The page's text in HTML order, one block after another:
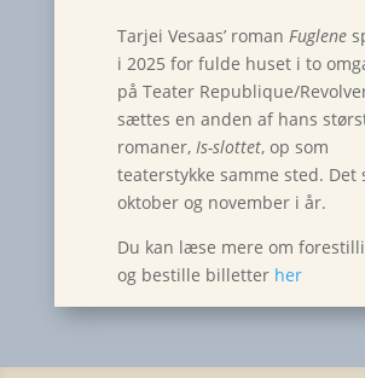
Tarjei Vesaas’ romanFuglene
i 2025 for fulde huset i to
på Teater Republique/
sættes en anden af hans
romaner,Is-slottet, op som
teaterstykke samme sted. Det
oktober og november i år.
Du kan læse mere om
og bestille billetter her